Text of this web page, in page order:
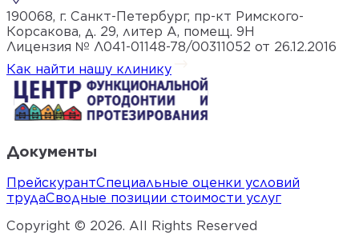
190068, г. Санкт-Петербург, пр-кт Римского-
Корсакова, д. 29, литер А, помещ. 9Н
Лицензия № Л041-01148-78/00311052 от 26.12.2016
Как найти нашу клинику
Документы
ПрейскурантСпециальные оценки условий
трудаСводные позиции стоимости услуг
Copyright © 2026. All Rights Reserved